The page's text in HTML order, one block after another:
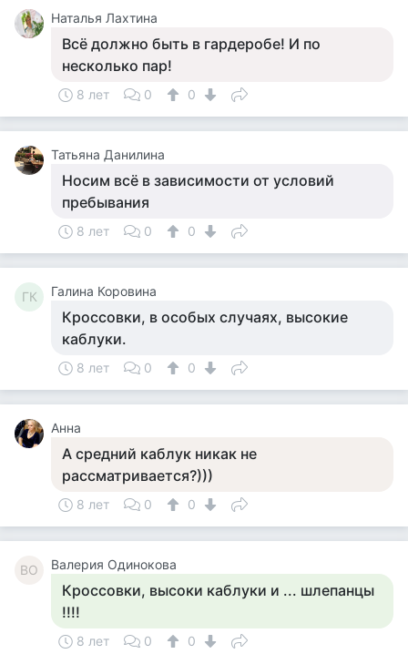
Наталья Лахтина
Всё должно быть в гардеробе! И по
несколько пар!
8 лет 0 0
Татьяна Данилина
Носим всё в зависимости от условий
пребывания
8 лет 0 0
ГК Галина Коровина
Кроссовки, в особых случаях, высокие
каблуки.
8 лет 0 0
Анна
А средний каблук никак не
рассматривается?)))
8 лет 0 0
ВО Валерия Одинокова
Кроссовки, высоки каблуки и ... шлепанцы
!!!!
8 лет 0 0